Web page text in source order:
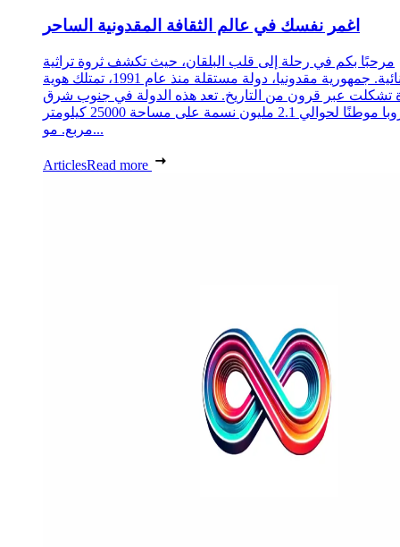
اغمر نفسك في عالم الثقافة المقدونية الساحر
مرحبًا بكم في رحلة إلى قلب البلقان، حيث تكشف ثروة تراثية
استثنائية. جمهورية مقدونيا، دولة مستقلة منذ عام 1991، تمتلك هوية
تشكلت عبر قرون من التاريخ. تعد هذه الدولة في جنوب شرق
أوروبا موطنًا لحوالي 2.1 مليون نسمة على مساحة 25000 كيلومتر
مربع. مو...
ArticlesRead more